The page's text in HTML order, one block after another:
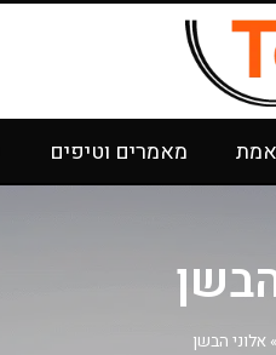
אמת מאמרים וטיפים
»אלוני הבשן